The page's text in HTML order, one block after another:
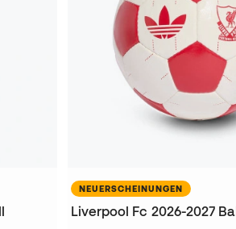
NEUERSCHEINUNGEN
Liverpool Fc 2026-2027 Ball